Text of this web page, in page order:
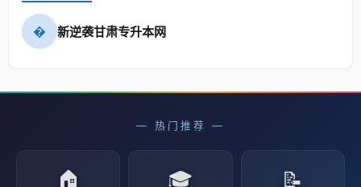
� 新逆袭甘肃专升本网
— 热门推荐 —
🏠 🎓 📝